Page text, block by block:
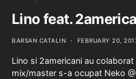
Lino feat.
BARSAN CATALIN FEBRUARY 20,
Lino si 2americani au colaborat
mix/master s-a ocupat Neko